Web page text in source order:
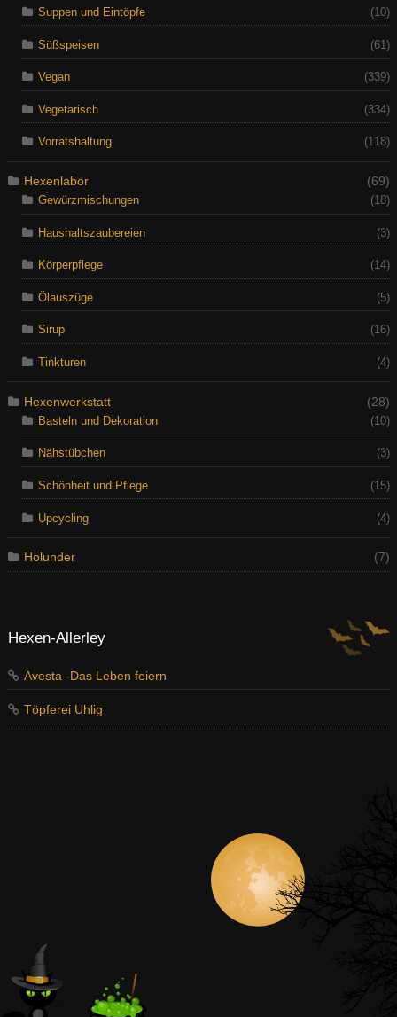
Suppen und Eintöpfe (10)
Süßspeisen (61)
Vegan (339)
Vegetarisch (334)
Vorratshaltung (118)
Hexenlabor
(69)
Gewürzmischungen
(18)
Haushaltszaubereien (3)
Körperpflege (14)
Ölauszüge (5)
Sirup (16)
Tinkturen (4)
Hexenwerkstatt
(28)
Basteln und Dekoration
(10)
Nähstübchen (3)
Schönheit und Pflege (15)
Upcycling (4)
Holunder (7)
Hexen-Allerley
Avesta -Das Leben feiern
Töpferei Uhlig